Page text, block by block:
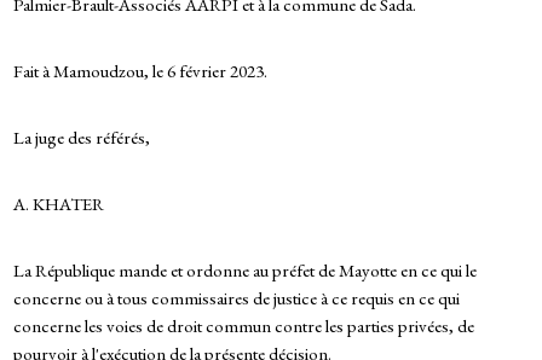
Fait à Mamoudzou, le 6 février 2023.
La juge des référés,
A. KHATER
La République mande et ordonne au préfet de Mayotte en ce qui le
concerne ou à tous commissaires de justice à ce requis en ce qui
concerne les voies de droit commun contre les parties privées, de
pourvoir à l'exécution de la présente décision.